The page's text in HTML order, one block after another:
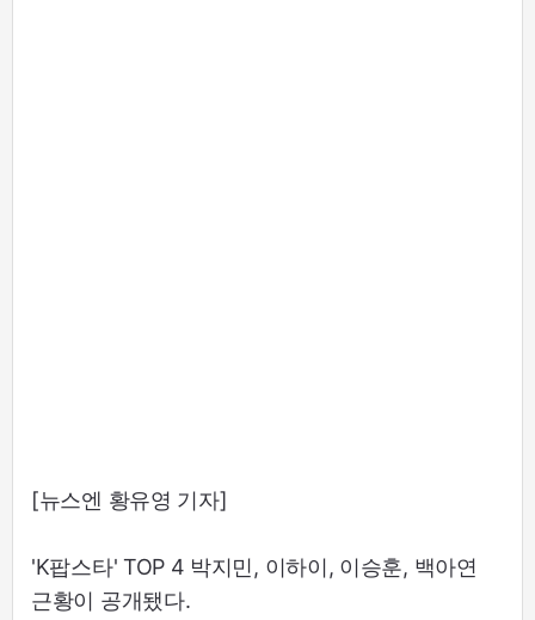
[뉴스엔 황유영 기자]
'K팝스타' TOP 4 박지민, 이하이, 이승훈, 백아연
근황이 공개됐다.